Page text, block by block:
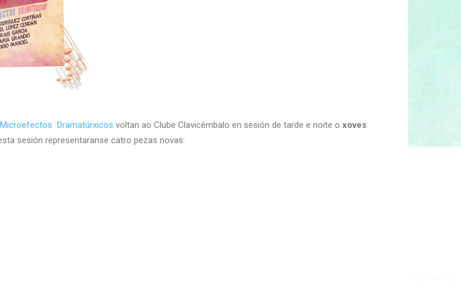
Microefectos Dramatúrxicos voltan ao Clube Clavicémbalo en sesión de tarde e noite o xoves
sesión representaranse catro pezas novas: